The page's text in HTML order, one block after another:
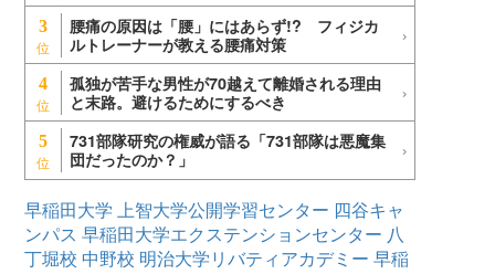
3
腰痛の原因は「腰」にはあらず!? フィジカ
ルトレーナーが教える腰痛対策
4
孤独が苦手な男性が70越えて離婚される理由
と末路。避けるためにするべき
5
731部隊研究の権威が語る「731部隊は悪魔集
団だったのか？」
早稲田大学 上智大学公開学習センター 四谷キャ
ンパス 早稲田大学エクステンションセンター 八
丁堀校 中野校 明治大学リバティアカデミー 早稲